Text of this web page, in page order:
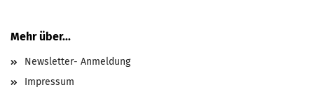
Mehr über...
Newsletter- Anmeldung
Impressum